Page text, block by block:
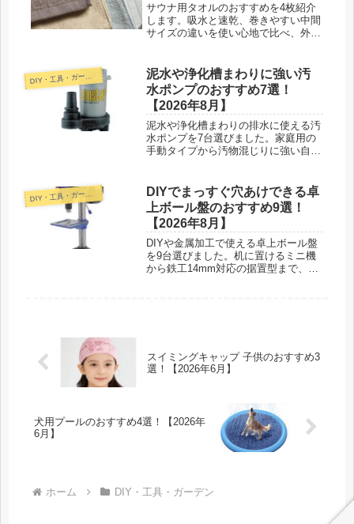
サウナ用タオルのおすすめを4枚紹介
します。吸水と速乾、巻きやすい中間
サイズの違いを使い心地で比べ、外気
D
IY・工具・ガーデン
泥水や浄化槽まわりに強い汚
水ポンプのおすすめ7選！
【2026年8月】
泥水や浄化槽まわりの排水に使える汚
水ポンプを7台選びました。家庭用の
手動タイプから汚物混じりに強い自動
D
IY・工具・ガーデン
DIYでまっすぐ穴あけできる卓
上ボール盤のおすすめ9選！
【2026年8月】
DIYや金属加工で使える卓上ボール盤
を9台選びました。机に置けるミニ機
から鉄工14mm対応の据置型まで、置
スイミングキャップ 子供のおすすめ3
選！【2026年6月】
犬用プールのおすすめ4選！【2026年
6月】
ホーム DIY・工具・ガーデン